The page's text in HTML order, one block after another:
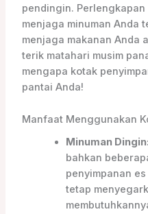
pendingin.
menjaga minuman Anda
menjaga makanan Anda
terik matahari musim
mengapa kotak
pantai Anda!
Manfaat Menggunakan
Minuman Dingin:
bahkan
penyimpanan
tetap